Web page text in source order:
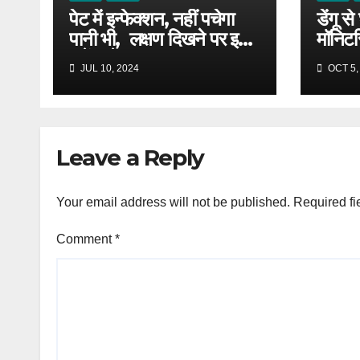
पेट में इन्फेक्शन, नहीं पचेगा
पानी भी, लक्षण दिखने पर इनसे
करें परहेज
JUL 10, 2024
डेंगू से
प्लेटलेट्स
में है
OCT
Leave a Reply
Your email address will not be published. Required
Comment*